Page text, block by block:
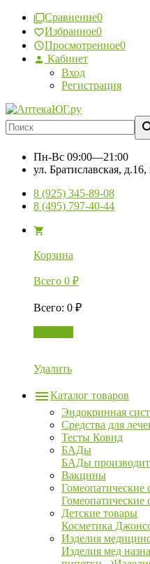
Сравнение0
Избранное0
Просмотренное0
Кабинет
Вход
Регистрация
Пн-Вс 09:00—21:00
ул. Братиславская, д.16,
8 (925) 345-89-08
8 (495) 797-40-44
Корзина
Всего 0 ₽
Всего: 0 ₽
Удалить
Каталог товаров
Эндокринная
Средства для
Тесты Ковид
БАДы
БАДы
Вакцины
Гомеопатические
Гомеопатические
Детские товары
Косметика
Изделия
Изделия мед